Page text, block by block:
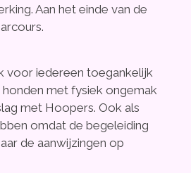
Aan het einde van de
voor iedereen toegankelijk
honden met fysiek ongemak
met Hoopers. Ook als
omdat de begeleiding
de aanwijzingen op